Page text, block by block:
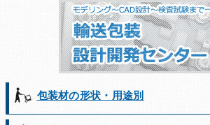
包装材の形状・用途別